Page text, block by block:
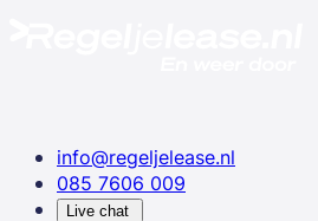
info@regeljelease.nl
085 7606 009
Live chat